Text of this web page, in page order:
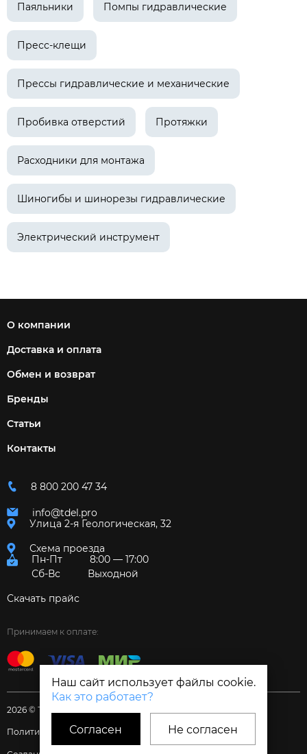
Наш сайт использует файлы cookie.
Как это работает?
Согласен Не согласен
Паяльники Помпы гидравлические
Пресс-клещи
Прессы гидравлические и механические
Пробивка отверстий Протяжки
Расходники для монтажа
Шиногибы и шинорезы гидравлические
Электрический инструмент
О компании
Доставка и оплата
Обмен и возврат
Бренды
Статьи
Контакты
8 800 200 47 34
info@tdel.pro
Улица 2-я Геологическая, 32
Схема проезда
Пн-Пт
8:00 — 17:00
Сб-Вс
Выходной
Скачать прайс
Принимаем к оплате:
2026 © Торговый дом «Электрум»
Политика и Согласия